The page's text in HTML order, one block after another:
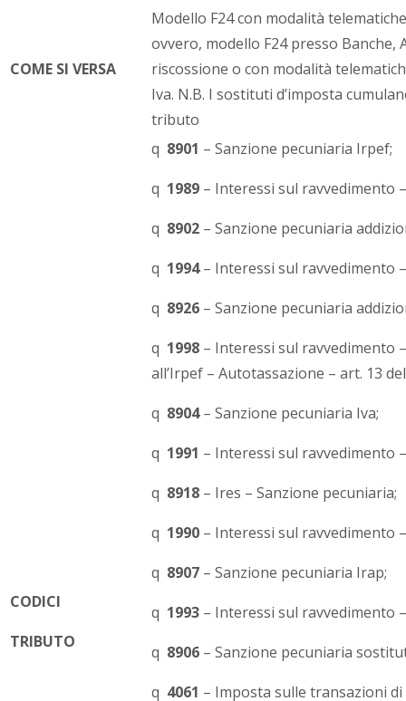
COME SI VERSA
Modello F24 con modalità
ovvero, modello F24 presso Banche,
riscossione o con modalità
Iva. N.B. I sostituti d’imposta
tributo
CODICI
TRIBUTO
q 8901 – Sanzione pecuniaria Irpef;
q 1989 – Interessi sul ravvedimento
q 8902 – Sanzione pecuniaria
q 1994– Interessi sul ravvedimento
q 8926 – Sanzione pecuniaria
q 1998 – Interessi sul ravvedimento
all’Irpef – Autotassazione – art. 13
q 8904– Sanzione pecuniaria Iva;
q 1991 – Interessi sul ravvedimento
q 8918 – Ires – Sanzione pecuniaria;
q 1990 – Interessi sul ravvedimento
q 8907 – Sanzione pecuniaria Irap;
q 1993 – Interessi sul ravvedimento
q 8906 – Sanzione pecuniaria
q 4061 – Imposta sulle transazioni